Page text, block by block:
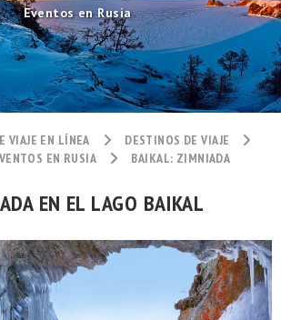
Eventos en Rusia
VIAJE EN LÍNEA
DESTINOS DE VIAJE
EN RUSIA BAIKAL: ZIMNIADA
EN EL LAGO BAIKAL